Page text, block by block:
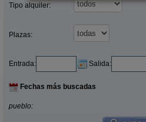
Tipo alquiler:
Plazas:
Entrada: Salida:
Fechas más buscadas
pueblo: